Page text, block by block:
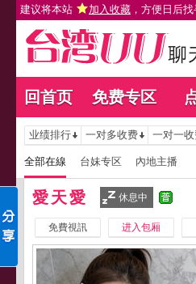
建议将本站 加入收藏 ，方便日后
回首页 免费专区
业绩排行 一对多收费 一对一
全部在線 台妹专区 內地主播
愛天愛 休息中
免費視訊 进入包厢